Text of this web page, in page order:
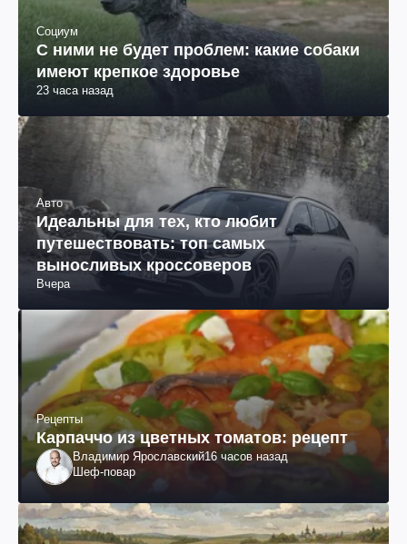
Социум
С ними не будет проблем: какие собаки
имеют крепкое здоровье
23 часа назад
Авто
Идеальны для тех, кто любит
путешествовать: топ самых
выносливых кроссоверов
Вчера
Рецепты
Карпаччо из цветных томатов: рецепт
Владимир Ярославский16 часов назад
Шеф-повар